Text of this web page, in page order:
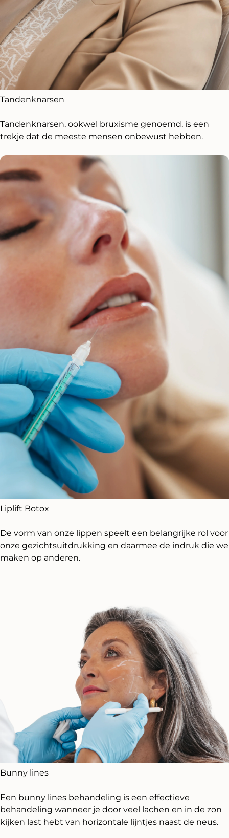
Tandenknarsen
Tandenknarsen, ookwel bruxisme genoemd, is een
trekje dat de meeste mensen onbewust hebben.
Liplift Botox
De vorm van onze lippen speelt een belangrijke rol voor
onze gezichtsuitdrukking en daarmee de indruk die we
maken op anderen.
Bunny lines
Een bunny lines behandeling is een effectieve
behandeling wanneer je door veel lachen en in de zon
kijken last hebt van horizontale lijntjes naast de neus.